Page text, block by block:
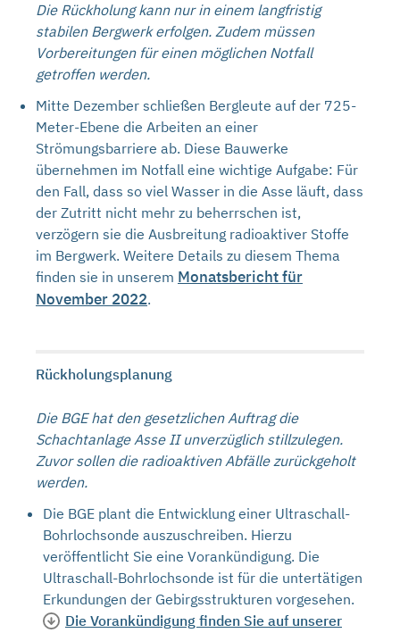
Die Rückholung kann nur in einem langfristig
stabilen Bergwerk erfolgen. Zudem müssen
Vorbereitungen für einen möglichen Notfall
getroffen werden.
Mitte Dezember schließen Bergleute auf der 725-
Meter-Ebene die Arbeiten an einer
Strömungsbarriere ab. Diese Bauwerke
übernehmen im Notfall eine wichtige Aufgabe: Für
den Fall, dass so viel Wasser in die Asse läuft, dass
der Zutritt nicht mehr zu beherrschen ist,
verzögern sie die Ausbreitung radioaktiver Stoffe
im Bergwerk. Weitere Details zu diesem Thema
finden sie in unserem Monatsbericht für
November 2022.
Rückholungsplanung
Die BGE hat den gesetzlichen Auftrag die
Schachtanlage Asse II unverzüglich stillzulegen.
Zuvor sollen die radioaktiven Abfälle zurückgeholt
werden.
Die BGE plant die Entwicklung einer Ultraschall-
Bohrlochsonde auszuschreiben. Hierzu
veröffentlicht Sie eine Vorankündigung. Die
Ultraschall-Bohrlochsonde ist für die untertätigen
Erkundungen der Gebirgsstrukturen vorgesehen.
Die Vorankündigung finden Sie auf unserer